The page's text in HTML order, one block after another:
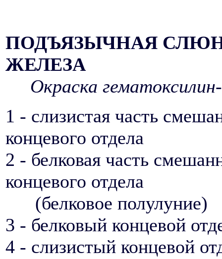
ПОДЪЯЗЫЧНАЯ
ЖЕЛЕЗА
Окраска
1 - слизистая часть
концевого отдела
2 - белковая часть
концевого отдела
(белковое полулуние)
3 - белковый концевой
4 - слизистый концевой